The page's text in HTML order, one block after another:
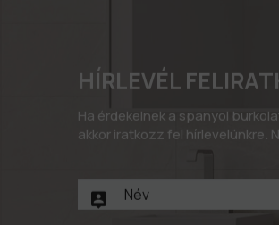
HÍRLEVÉL
Ha érdekelnek a spanyol
akkor iratkozz fel hírlevelünkre.